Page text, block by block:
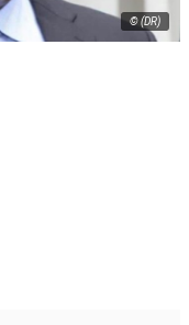
© (DR)